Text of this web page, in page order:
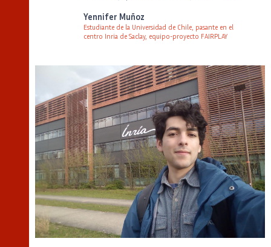
Yennifer Muñoz
Estudiante de la Universidad de Chile, pasante en el
centro Inria de Saclay, equipo-proyecto FAIRPLAY